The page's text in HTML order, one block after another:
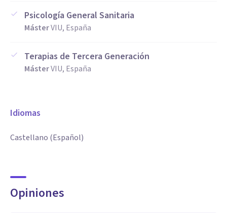
Psicología General Sanitaria
MásterVIU, España
Terapias de Tercera Generación
MásterVIU, España
Idiomas
Castellano (Español)
Opiniones